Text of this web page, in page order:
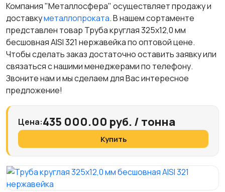
Компания "Металлосфера" осуществляет продажу и
доставкуметаллопроката. В нашем сортаменте
представлен товар Труба круглая 325х12,0 мм
бесшовная AISI 321 нержавейка по оптовой цене.
Чтобы сделать заказ достаточно оставить заявку или
связаться с нашими менеджерами по телефону.
Звоните нам и мы сделаем для Вас интересное
предложение!
Цена:435 000.00 руб. / тонна
Купить